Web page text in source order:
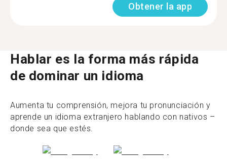
Obtener la app
Hablar es la forma más rápida
de dominar un idioma
Aumenta tu comprensión, mejora tu pronunciación y
aprende un idioma extranjero hablando con nativos –
donde sea que estés.